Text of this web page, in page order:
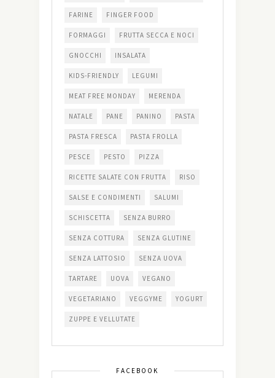
FARINE FINGER FOOD
FORMAGGI FRUTTA SECCA E NOCI
GNOCCHI INSALATA
KIDS-FRIENDLY LEGUMI
MEAT FREE MONDAY MERENDA
NATALE PANE PANINO PASTA
PASTA FRESCA PASTA FROLLA
PESCE PESTO PIZZA
RICETTE SALATE CON FRUTTA RISO
SALSE E CONDIMENTI SALUMI
SCHISCETTA SENZA BURRO
SENZA COTTURA SENZA GLUTINE
SENZA LATTOSIO SENZA UOVA
TARTARE UOVA VEGANO
VEGETARIANO VEGGYME YOGURT
ZUPPE E VELLUTATE
FACEBOOK